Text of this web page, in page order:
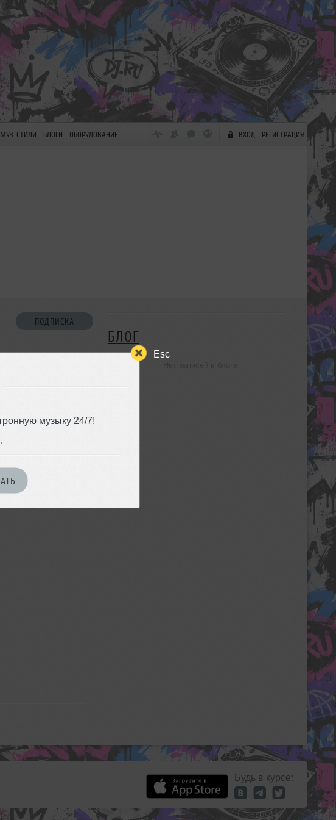
Esc
музыку 24/7!
МУЗ. СТИЛИ БЛОГИ ОБОРУДОВАНИЕ ВХОД РЕГИСТРАЦИЯ
ПОДПИСКА
БЛОГ
Будь в курсе: